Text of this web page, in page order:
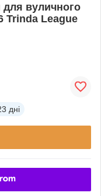
вуличного
Trinda League
дні